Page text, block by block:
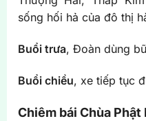
sống hối hả của đô thị
Buổi trưa, Đoàn dùng
Buổi chiều, xe tiếp tục
Chiêm bái Chùa Phật